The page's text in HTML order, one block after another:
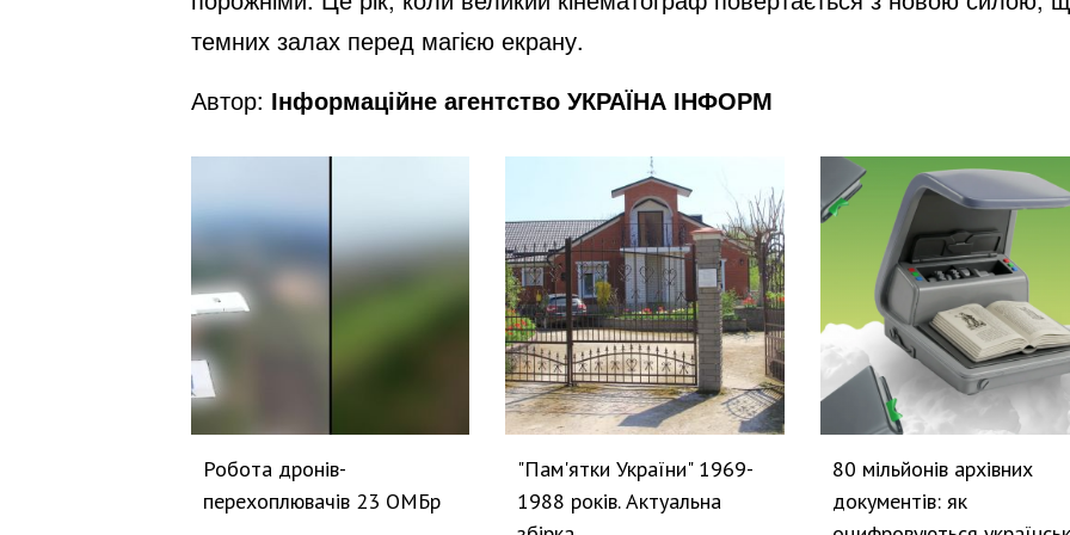
темних залах перед магією екрану.
Автор: Інформаційне агентство УКРАЇНА ІНФОРМ
Робота дронів-
перехоплювачів 23 ОМБр
"Пам'ятки України" 1969-
1988 років. Актуальна
80 мільйонів архівних
документів: як